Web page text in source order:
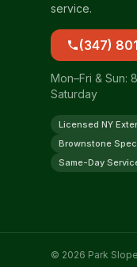
service.
(347)
Mon–Fri & Sun:
Saturday
Licensed NY
Brownstone
Same-Day
© 2026 Park